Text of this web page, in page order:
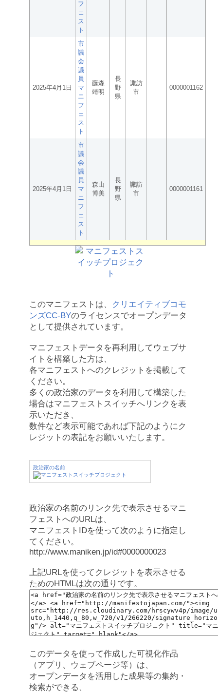
フ
ェ
ス
ト
2025年4月1日
市
議
会
議
員
マ
ニ
フ
ェ
ス
ト
藤森
靖明
長
野
県
諏訪
市
0000001162
2025年4月1日
市
議
会
議
員
マ
ニ
フ
ェ
ス
ト
森山
博美
長
野
県
諏訪
市
0000001161
このマニフェストは、
クリエイティブコモ
ンズCC-BYのライセンスでオープンデータ
として提供されています。
マニフェストデータを再利用してウェブサ
イトを構築した方は、
各マニフェストへのクレジットを掲載して
ください。
多くの政治家のデータを利用して構築した
場合はマニフェストスイッチへリンクを表
示いただき、
数件など表示可能であれば下記のようにク
レジットの表記をお願いいたします。
政治家の名前
政治家の名前のリンク先で表示させるマニ
フェストへのURLは、
マニフェストIDを使って次のように指定し
てください。
http://www.maniken.jp/id#0000000023
上記URLを使ってクレジットを表示させる
ためのHTMLは次の通りです。
このデータを使って作成した可視化作品
（アプリ、ウェブページ等）は、
オープンデータを活用した成果等の集約・
検索ができる、